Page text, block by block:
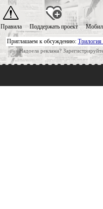
Приглашаем к обсуждению:
Надоела реклама?
Правила Поддержать проект